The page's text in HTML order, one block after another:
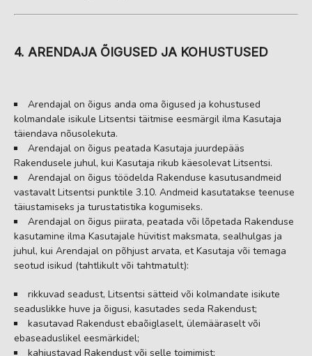
4. ARENDAJA ÕIGUSED JA KOHUSTUSED
Arendajal on õigus anda oma õigused ja kohustused
kolmandale isikule Litsentsi täitmise eesmärgil ilma Kasutaja
täiendava nõusolekuta.
Arendajal on õigus peatada Kasutaja juurdepääs
Rakendusele juhul, kui Kasutaja rikub käesolevat Litsentsi.
Arendajal on õigus töödelda Rakenduse kasutusandmeid
vastavalt Litsentsi punktile 3.10. Andmeid kasutatakse teenuse
täiustamiseks ja turustatistika kogumiseks.
Arendajal on õigus piirata, peatada või lõpetada Rakenduse
kasutamine ilma Kasutajale hüvitist maksmata, sealhulgas ja
juhul, kui Arendajal on põhjust arvata, et Kasutaja või temaga
seotud isikud (tahtlikult või tahtmatult):
rikkuvad seadust, Litsentsi sätteid või kolmandate isikute
seaduslikke huve ja õigusi, kasutades seda Rakendust;
kasutavad Rakendust ebaõiglaselt, ülemääraselt või
ebaseaduslikel eesmärkidel;
kahjustavad Rakendust või selle toimimist;